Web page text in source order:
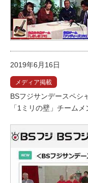
2019年6月16日
メディア掲載
BSフジサンデースペシ
「1ミリの壁」チーム